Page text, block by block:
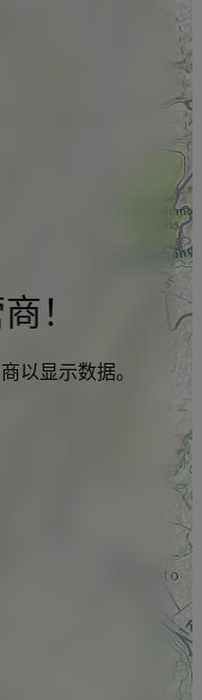
！
以显示数据。